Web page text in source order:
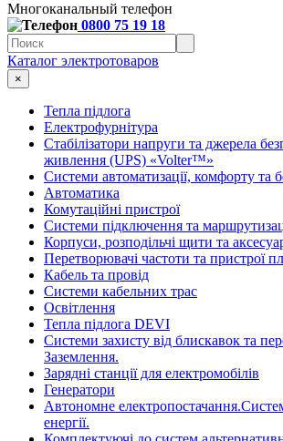
Многоканальный телефон
0800 75 19 18
Каталог электротоваров
×
Тепла підлога
Електрофурнітура
Cтабілізатори напруги та джерела
живлення (UPS) «Volter™»
Системи автоматизації, комфорту та
Автоматика
Комутаційні пристрої
Системи підключення та
Корпуси, розподільчі щити та
Перетворювачі частоти та пристрої
Кабель та провід
Системи кабельних трас
Освітлення
Тепла підлога DEVI
Системи захисту від блискавок та
Заземлення.
Зарядні станції для електромобілів
Генератори
Автономне
енергії.